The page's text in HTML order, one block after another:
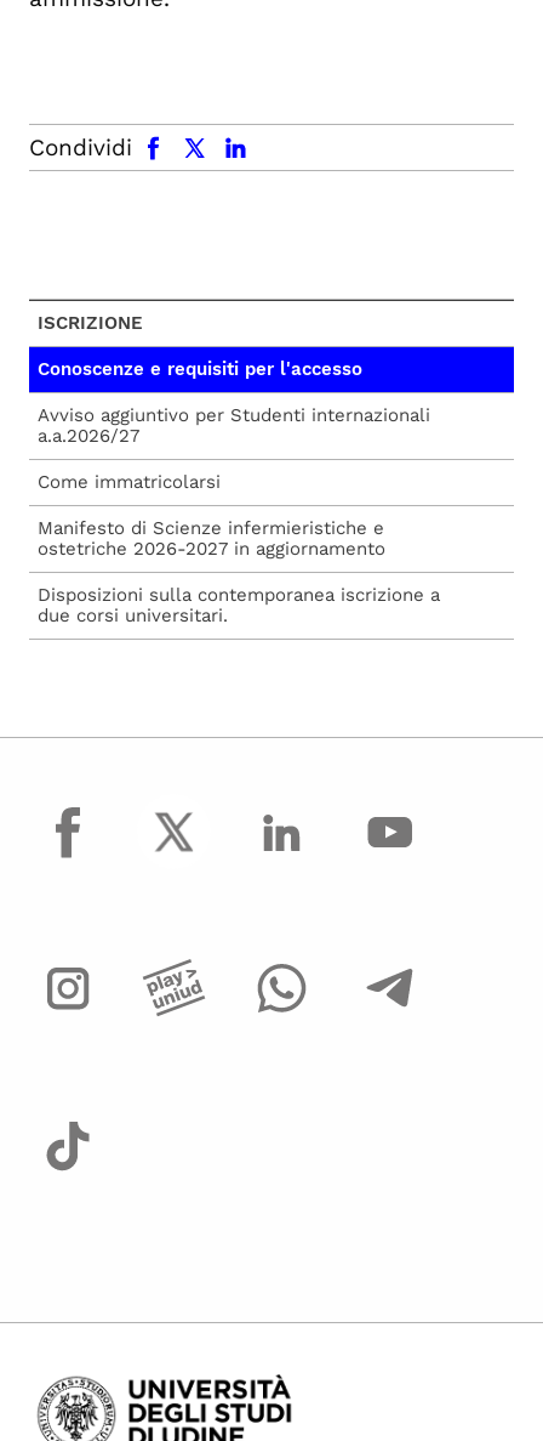
Condividi
facebook x.com linkedin
ISCRIZIONE
Conoscenze e requisiti per l'accesso
Avviso aggiuntivo per Studenti internazionali
a.a.2026/27
Come immatricolarsi
Manifesto di Scienze infermieristiche e
ostetriche 2026-2027 in aggiornamento
Disposizioni sulla contemporanea iscrizione a
due corsi universitari.
facebook